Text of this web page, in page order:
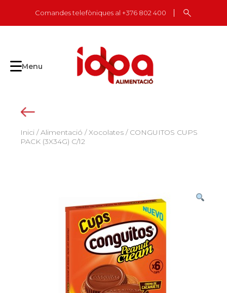
content
Comandes telefòniques al +376 802 400
Menu
Inici /Alimentació /Xocolates / CONGUITOS CUPS
PACK (3X34G) C/12